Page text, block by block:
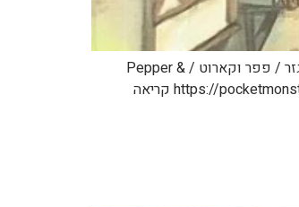
כמה הבהרות: 1. אני יודע שזה אתר פוקימון. 2. אני יודע שזה לא תוכן פוקימון. 3. אני עדיין רוצה לפרסם את זה פה. תהנו. = = = = = שם: פלפל וגזר / פפר וקארוט / Pepper &
Carrot אמן: דיויד רבוי / David Revoy קישור: https://www.peppercarrot.com/ קישור לכל הפרקים מתורגמים לעברית: https://pocketmonsters.co.il/?p=116997 קריאה